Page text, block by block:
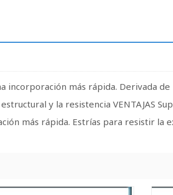
incorporación más rápida. Derivada
y la resistencia VENTAJAS
más rápida. Estrías para resistir la